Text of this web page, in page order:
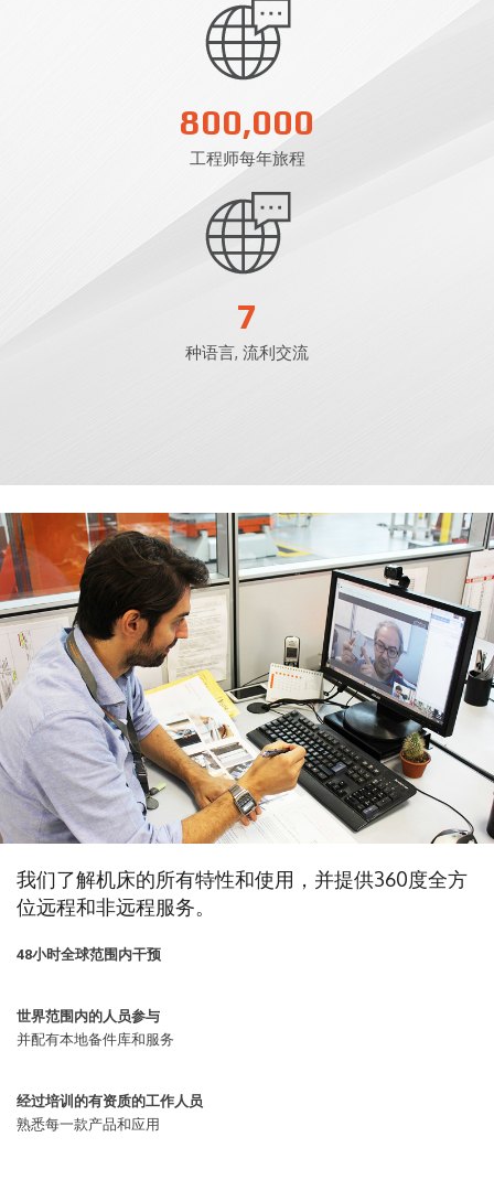
800,000
工程师每年旅程
7
种语言, 流利交流
我们了解机床的所有特性和使用，并提供360度全方
位远程和非远程服务。
48小时全球范围内干预
世界范围内的人员参与
并配有本地备件库和服务
经过培训的有资质的工作人员
熟悉每一款产品和应用